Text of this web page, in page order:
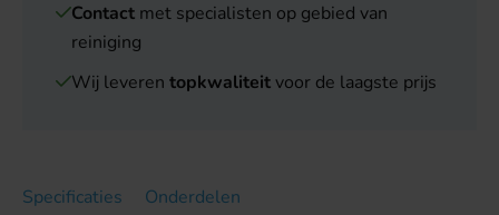
Contact met specialisten op gebied van
reiniging
Wij leveren topkwaliteit voor de laagste prijs
Specificaties Onderdelen